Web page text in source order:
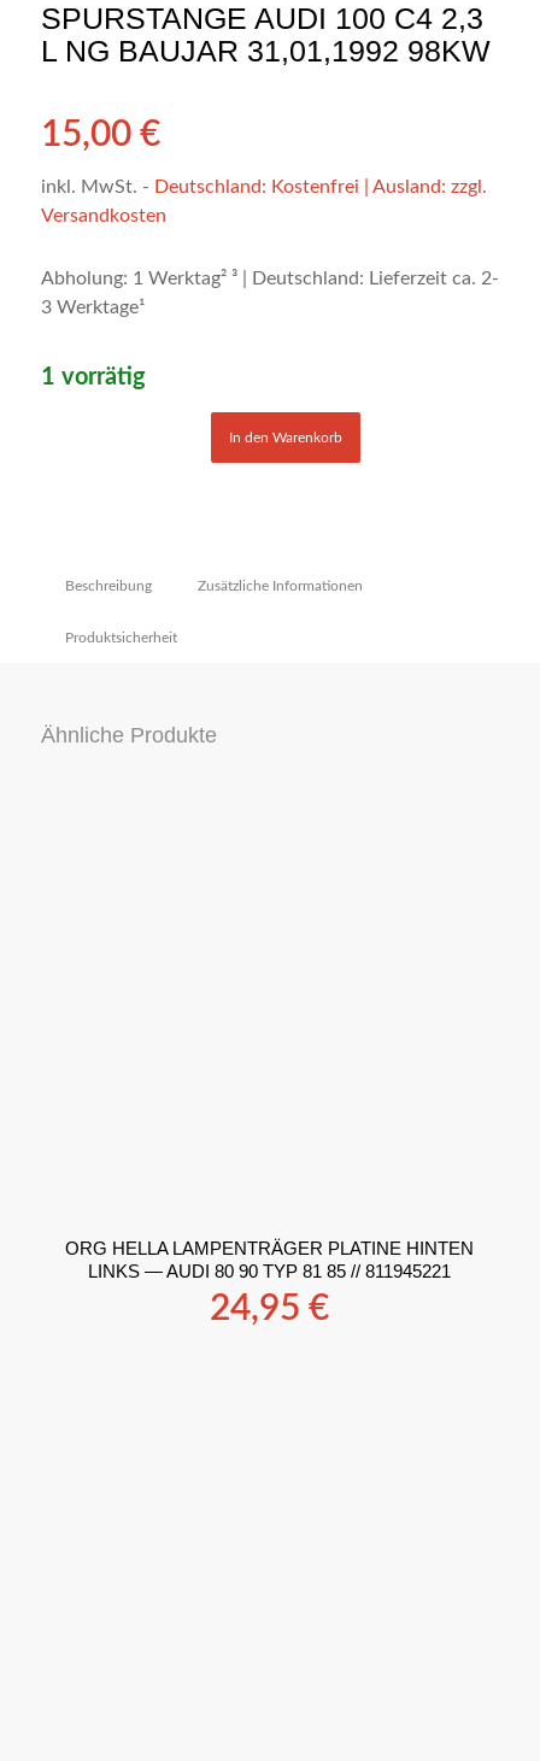
SPURSTANGE AUDI 100 C4 2,3
L NG BAUJAR 31,01,1992 98KW
15,00 €
inkl. MwSt. - Deutschland: Kostenfrei | Ausland: zzgl.
Versandkosten
Abholung: 1 Werktag² ³ | Deutschland: Lieferzeit ca. 2-
3 Werktage¹
1 vorrätig
In den Warenkorb
Beschreibung Zusätzliche Informationen
Produktsicherheit
Ähnliche Produkte
ORG HELLA LAMPENTRÄGER PLATINE HINTEN
LINKS — AUDI 80 90 TYP 81 85 // 811945221
24,95€